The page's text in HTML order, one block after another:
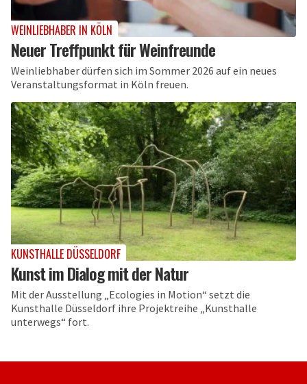
WEINLIEBHABER IN KÖLN
Neuer Treffpunkt für Weinfreunde
Weinliebhaber dürfen sich im Sommer 2026 auf ein neues
Veranstaltungsformat in Köln freuen.
KUNSTHALLE DÜSSELDORF
Kunst im Dialog mit der Natur
Mit der Ausstellung „Ecologies in Motion“ setzt die
Kunsthalle Düsseldorf ihre Projektreihe „Kunsthalle
unterwegs“ fort.